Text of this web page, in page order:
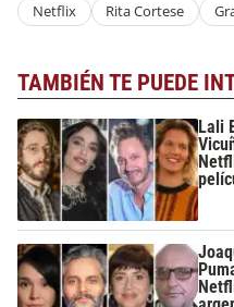
Netflix Rita Cortese
TAMBIÉN TE PUEDE
Lali